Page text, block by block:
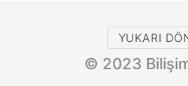
YUKARI
© 2023